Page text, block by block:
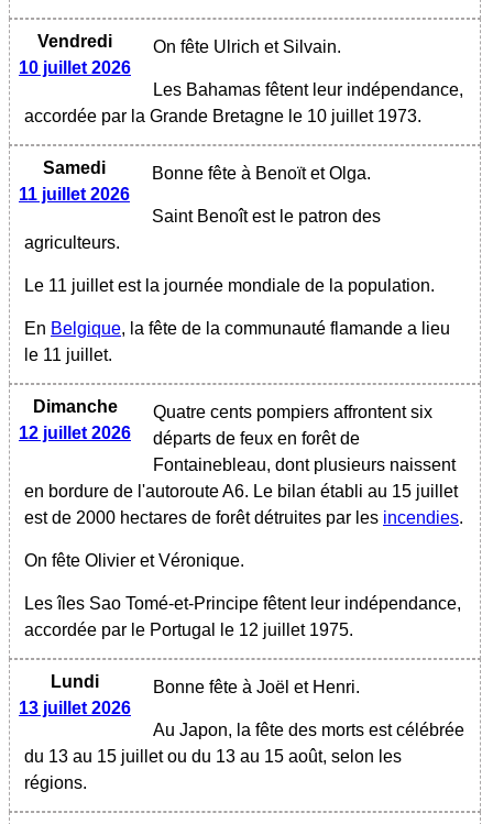
Vendredi
10 juillet 2026
On fête Ulrich et Silvain.
Les Bahamas fêtent leur indépendance,
accordée par la Grande Bretagne le 10 juillet 1973.
Samedi
11 juillet 2026
Bonne fête à Benoït et Olga.
Saint Benoît est le patron des
agriculteurs.
Le 11 juillet est la journée mondiale de la population.
En Belgique, la fête de la communauté flamande a lieu
le 11 juillet.
Dimanche
12 juillet 2026
Quatre cents pompiers affrontent six
départs de feux en forêt de
Fontainebleau, dont plusieurs naissent
en bordure de l'autoroute A6. Le bilan établi au 15 juillet
est de 2000 hectares de forêt détruites par les incendies.
On fête Olivier et Véronique.
Les îles Sao Tomé-et-Principe fêtent leur indépendance,
accordée par le Portugal le 12 juillet 1975.
Lundi
13 juillet 2026
Bonne fête à Joël et Henri.
Au Japon, la fête des morts est célébrée
du 13 au 15 juillet ou du 13 au 15 août, selon les
régions.